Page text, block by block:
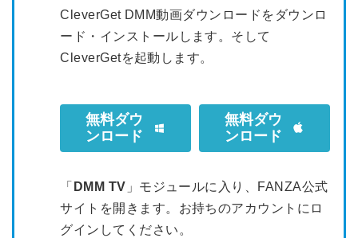
CleverGet DMM動画ダウンロードをダウンロ
ード・インストールします。そして
CleverGetを起動します。
無料ダウ
ンロード
無料ダウ
ンロード
「 DMM TV 」モジュールに入り、FANZA公式
サイトを開きます。お持ちのアカウントにロ
グインしてください。